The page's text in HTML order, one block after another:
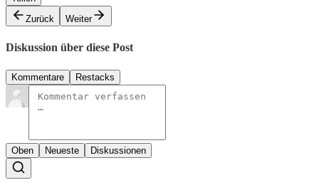
Zurück
Weiter
Diskussion über diese Post
Kommentare Restacks
Oben Neueste Diskussionen